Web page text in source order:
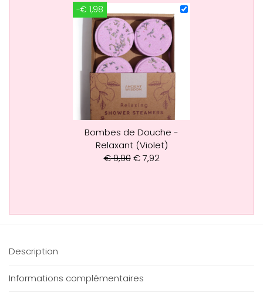
-€ 1,98
Bombes de Douche -
Relaxant (Violet)
€9,90 €7,92
Description
Informations complémentaires